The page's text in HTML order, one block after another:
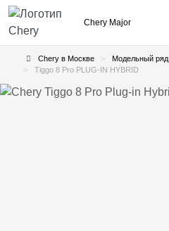
Chery Major
Chery в Москве
Модельный ряд
Tiggo 8 Pro PLUG-IN HYBRID